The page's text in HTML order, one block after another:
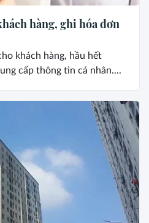
hàng, ghi hóa đơn
khách hàng, hầu hết
cấp thông tin cá nhân....